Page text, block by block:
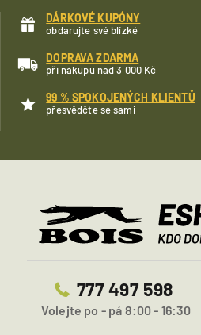
DÁRKOVÉ KUPÓNY
obdarujte své blízké
DOPRAVA ZDARMA
při nákupu nad 3 000 Kč
99 % SPOKOJENÝCH KLIENTŮ
přesvědčte se sami
777 497 598
Volejte po - pá 8:00 - 16:30